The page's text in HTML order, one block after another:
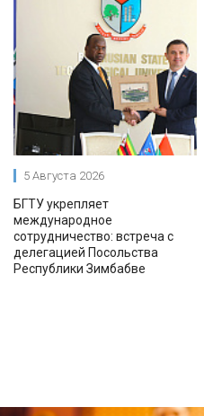
5 Августа 2026
БГТУ укрепляет
международное
сотрудничество: встреча с
делегацией Посольства
Республики Зимбабве